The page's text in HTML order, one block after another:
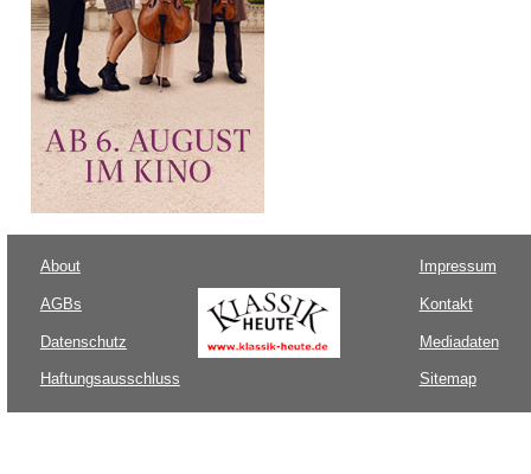
About
AGBs
Datenschutz
Haftungsausschluss
Impressum
Kontakt
Mediadaten
Sitemap